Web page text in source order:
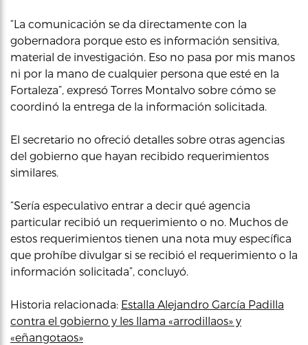
“La comunicación se da directamente con la
gobernadora porque esto es información sensitiva,
material de investigación. Eso no pasa por mis manos
ni por la mano de cualquier persona que esté en la
Fortaleza”, expresó Torres Montalvo sobre cómo se
coordinó la entrega de la información solicitada.
El secretario no ofreció detalles sobre otras agencias
del gobierno que hayan recibido requerimientos
similares.
“Sería especulativo entrar a decir qué agencia
particular recibió un requerimiento o no. Muchos de
estos requerimientos tienen una nota muy específica
que prohíbe divulgar si se recibió el requerimiento o la
información solicitada”, concluyó.
Historia relacionada: Estalla Alejandro García Padilla
contra el gobierno y les llama «arrodillaos» y
«eñangotaos»